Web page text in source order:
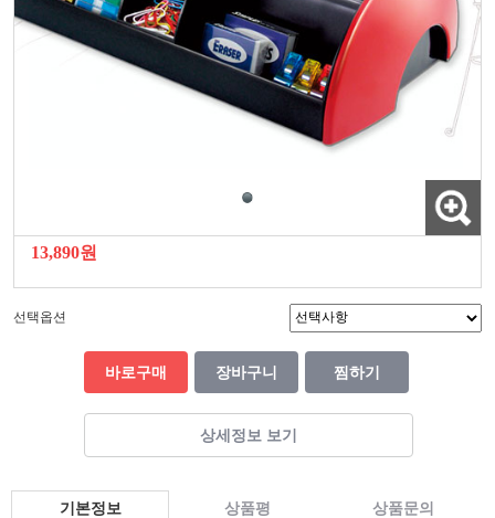
13,890원
선택옵션
바로구매 장바구니 찜하기
상세정보 보기
기본정보 상품평 상품문의